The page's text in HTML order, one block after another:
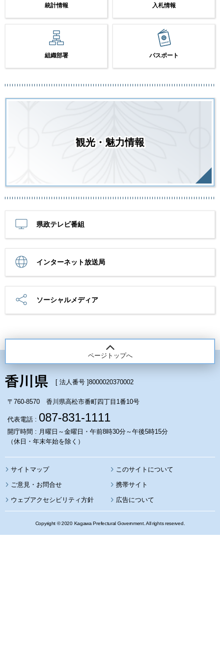
統計情報 入札情報
組織部署 パスポート
観光・魅力情報
県政テレビ番組
インターネット放送局
ソーシャルメディア
ページトップへ
[ 法人番号 ]8000020370002
〒760-8570 香川県高松市番町四丁目1番10号
代表電話 : 087-831-1111
開庁時間 : 月曜日～金曜日・午前8時30分～午後5時15分
（休日・年末年始を除く）
サイトマップ このサイトについて
携帯サイト
ウェブアクセシビリティ方針 広告について
Copyright © 2020 Kagawa Prefectural Government. All rights reserved.